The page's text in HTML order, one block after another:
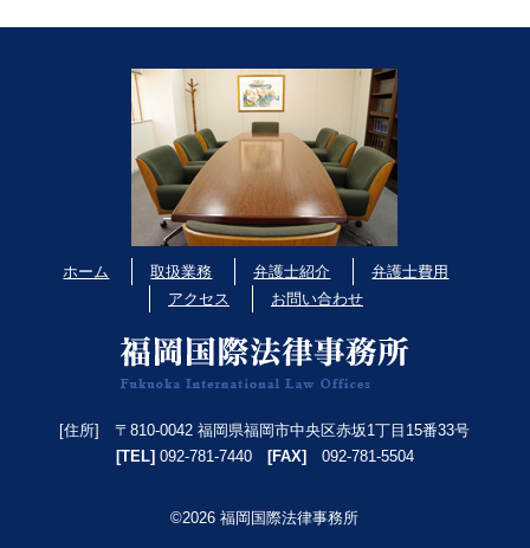
ホーム 取扱業務 弁護士紹介
弁護士費用
アクセス
お問い合わせ
[住所] 〒810-0042 福岡県福岡市中央区赤坂1丁目15番33号
[TEL] 092-781-7440 [FAX] 092-781-5504
©2026 福岡国際法律事務所